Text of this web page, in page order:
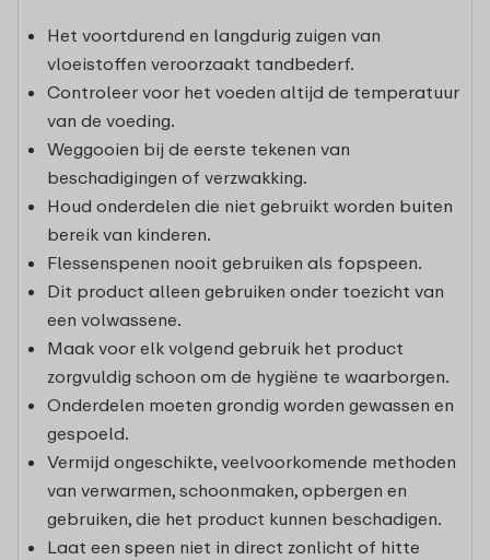
Het voortdurend en langdurig zuigen van
vloeistoffen veroorzaakt tandbederf.
Controleer voor het voeden altijd de temperatuur
van de voeding.
Weggooien bij de eerste tekenen van
beschadigingen of verzwakking.
Houd onderdelen die niet gebruikt worden buiten
bereik van kinderen.
Flessenspenen nooit gebruiken als fopspeen.
Dit product alleen gebruiken onder toezicht van
een volwassene.
Maak voor elk volgend gebruik het product
zorgvuldig schoon om de hygiëne te waarborgen.
Onderdelen moeten grondig worden gewassen en
gespoeld.
Vermijd ongeschikte, veelvoorkomende methoden
van verwarmen, schoonmaken, opbergen en
gebruiken, die het product kunnen beschadigen.
Laat een speen niet in direct zonlicht of hitte